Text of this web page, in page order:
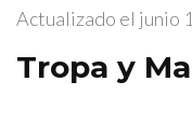
Actualizado el junio
Tropa y